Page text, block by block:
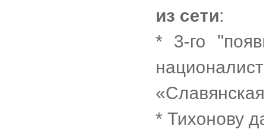
из сети:
* 3-го
* Тихонову